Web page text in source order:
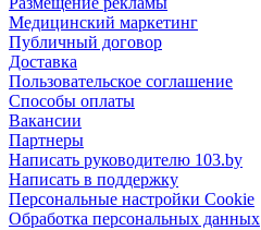
Медицинский маркетинг
Публичный договор
Доставка
Пользовательское соглашение
Способы оплаты
Вакансии
Партнеры
Написать руководителю 103.by
Написать в поддержку
Персональные настройки Cookie
Обработка персональных данных